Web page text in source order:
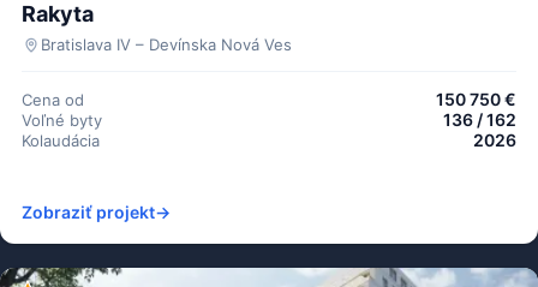
Rakyta
Bratislava IV – Devínska Nová Ves
Cena od 150 750 €
Voľné byty 136 / 162
Kolaudácia 2026
Zobraziť projekt→